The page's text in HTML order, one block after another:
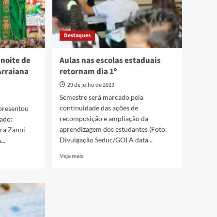
de
Zanni
Destaques
Aulas nas escolas estaduais
retornam dia 1º
29 de julho de 2023
Semestre será marcado pela
continuidade das ações de
recomposição e ampliação da
aprendizagem dos estudantes (Foto:
Divulgação Seduc/GO) A data...
Veja maisRead